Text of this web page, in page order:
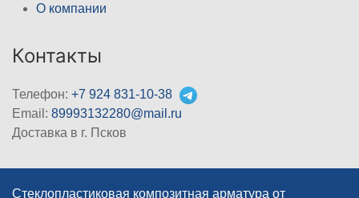
О компании
Контакты
Телефон: +7 924 831-10-38
Email: 89993132280@mail.ru
Доставка в г. Псков
Стеклопластиковая композитная арматура от